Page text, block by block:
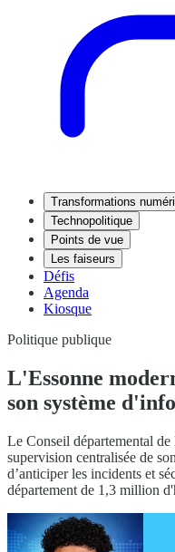
Transformations
Technopolitique
Points de vue
Les faiseurs
Défis
Agenda
Kiosque
Politique publique
L'Essonne
son système
Le Conseil départemental
supervision centralisée de
d’anticiper les incidents et
département de 1,3 million